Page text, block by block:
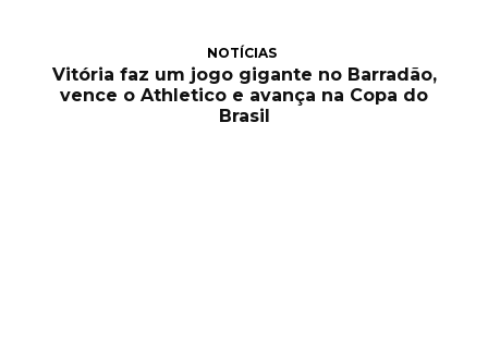
NOTÍCIAS
Vitória faz um jogo gigante no Barradão,
vence o Athletico e avança na Copa do
Brasil